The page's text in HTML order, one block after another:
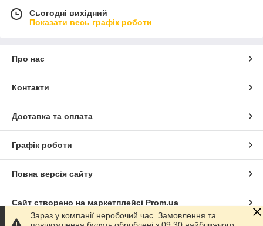
Сьогодні вихідний
Показати весь графік роботи
Про нас
Контакти
Доставка та оплата
Графік роботи
Повна версія сайту
Сайт створено на маркетплейсі Prom.ua
Зараз у компанії неробочий час. Замовлення та